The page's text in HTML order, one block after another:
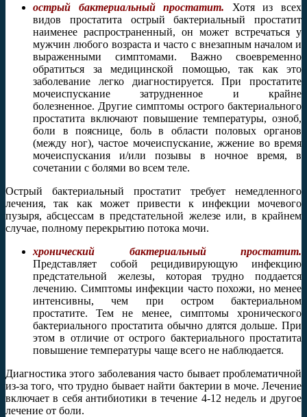
острый бактериальный простатит. Хотя из всех
видов простатита острый бактериальный простатит
наименее распространенный, он может встречаться у
мужчин любого возраста и часто с внезапным началом и
выраженными симптомами. Важно своевременно
обратиться за медицинской помощью, так как это
заболевание легко диагностируется. При простатите
мочеиспускание затрудненное и крайне
болезненное. Другие симптомы острого бактериального
простатита включают повышение температуры, озноб,
боли в пояснице, боль в области половых органов
(между ног), частое мочеиспускание, жжение во время
мочеиспускания и/или позывы в ночное время, в
сочетании с болями во всем теле.
Острый бактериальный простатит требует немедленного
лечения, так как может привести к инфекции мочевого
пузыря, абсцессам в предстательной железе или, в крайнем
случае, полному перекрытию потока мочи.
хронический бактериальный простатит.
Представляет собой рецидивирующую инфекцию
предстательной железы, которая трудно поддается
лечению. Симптомы инфекции часто похожи, но менее
интенсивны, чем при остром бактериальном
простатите. Тем не менее, симптомы хронического
бактериального простатита обычно длятся дольше. При
этом в отличие от острого бактериального простатита
повышение температуры чаще всего не наблюдается.
Диагностика этого заболевания часто бывает проблематичной
из-за того, что трудно бывает найти бактерии в моче. Лечение
включает в себя антибиотики в течение 4-12 недель и другое
лечение от боли.